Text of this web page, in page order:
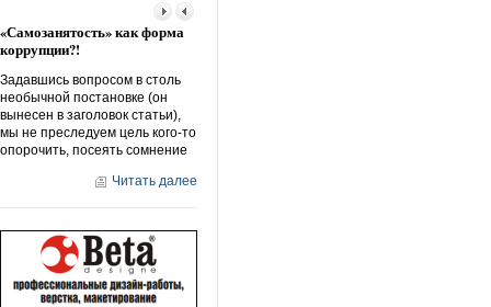
«Самозанятость» как форма
коррупции?!
Задавшись вопросом в столь
необычной постановке (он
вынесен в заголовок статьи),
мы не преследуем цель кого-то
опорочить, посеять сомнение
Читать далее